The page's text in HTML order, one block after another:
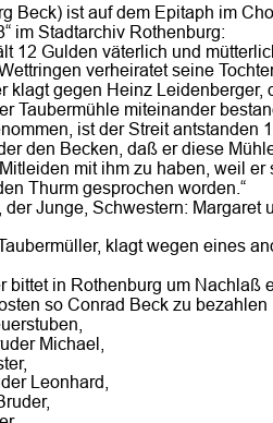
Beck) ist auf dem Epitaph im
im Stadtarchiv Rothenburg:
12 Gulden väterlich und
verheiratet seine
klagt gegen Heinz
Taubermühle miteinander
ist der Streit antstanden
den Becken, daß er diese
mit ihm zu haben, weil
Thurm gesprochen worden.“
der Junge, Schwestern:
klagt wegen eines
bittet in Rothenburg um
so Conrad Beck zu bezahlen
Michael,
Leonhard,